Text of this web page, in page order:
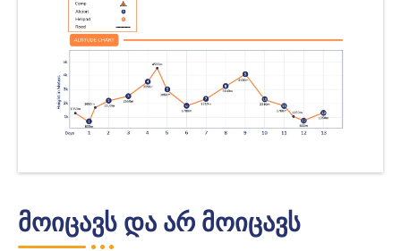
მოიცავს და არ მოიცავს